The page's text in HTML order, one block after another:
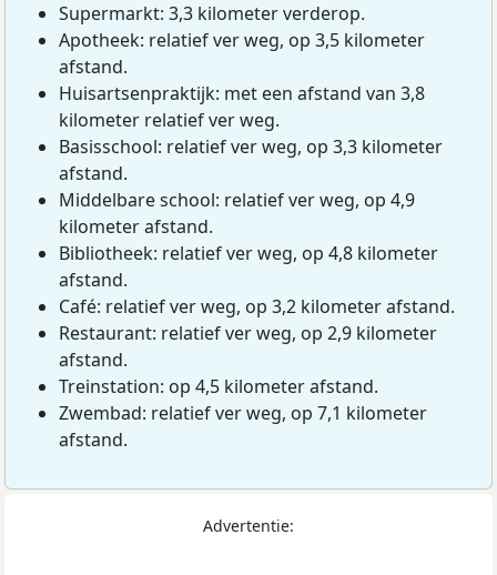
Supermarkt: 3,3 kilometer verderop.
Apotheek: relatief ver weg, op 3,5 kilometer
afstand.
Huisartsenpraktijk: met een afstand van 3,8
kilometer relatief ver weg.
Basisschool: relatief ver weg, op 3,3 kilometer
afstand.
Middelbare school: relatief ver weg, op 4,9
kilometer afstand.
Bibliotheek: relatief ver weg, op 4,8 kilometer
afstand.
Café: relatief ver weg, op 3,2 kilometer afstand.
Restaurant: relatief ver weg, op 2,9 kilometer
afstand.
Treinstation: op 4,5 kilometer afstand.
Zwembad: relatief ver weg, op 7,1 kilometer
afstand.
Advertentie: